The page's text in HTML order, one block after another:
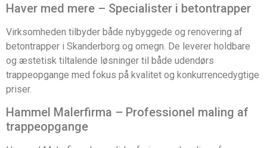
Haver med mere – Specialister i betontrapper
Virksomheden tilbyder både nybyggede og renovering af
betontrapper i Skanderborg og omegn. De leverer holdbare
og æstetisk tiltalende løsninger til både udendørs
trappeopgange med fokus på kvalitet og konkurrencedygtige
priser.
Hammel Malerfirma – Professionel maling af
trappeopgange